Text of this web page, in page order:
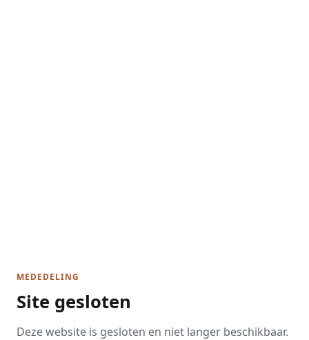
MEDEDELING
Site gesloten
Deze website is gesloten en niet langer beschikbaar.